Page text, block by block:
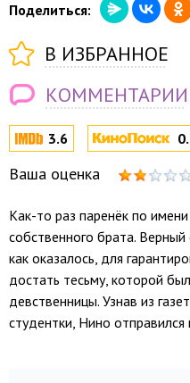
3.6
Ваша оценка
Как-то раз паренёк по
собственного брата.
как оказалось, для
достать тесьму, которой
девственницы. Узнав из
студентки, Нино
Поделиться:
В ИЗБРАННОЕ
КОММЕНТАРИИ